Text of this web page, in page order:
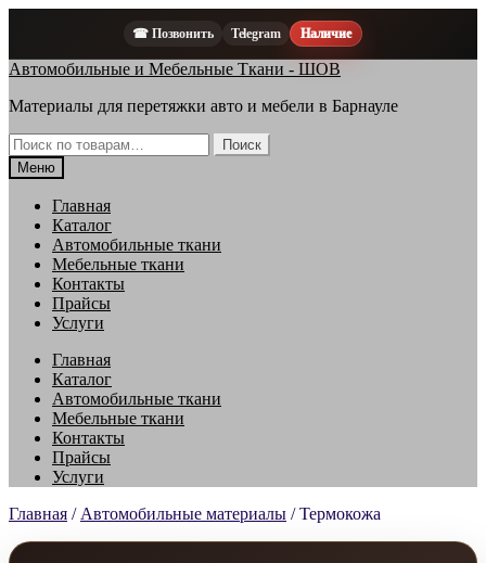
☎ Позвонить Telegram Наличие
Перейти
навигации
Перейти
содержимому
Автомобильные и Мебельные Ткани - ШОВ
Материалы для перетяжки авто и мебели в Барнауле
Искать:
Поиск
Меню
Главная
Каталог
Автомобильные ткани
Мебельные ткани
Контакты
Прайсы
Услуги
Главная
Каталог
Автомобильные ткани
Мебельные ткани
Контакты
Прайсы
Услуги
Главная / Автомобильные материалы /Термокожа